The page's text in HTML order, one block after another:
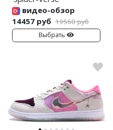
видео-обзор
14457 руб 19560 руб
Выбрать